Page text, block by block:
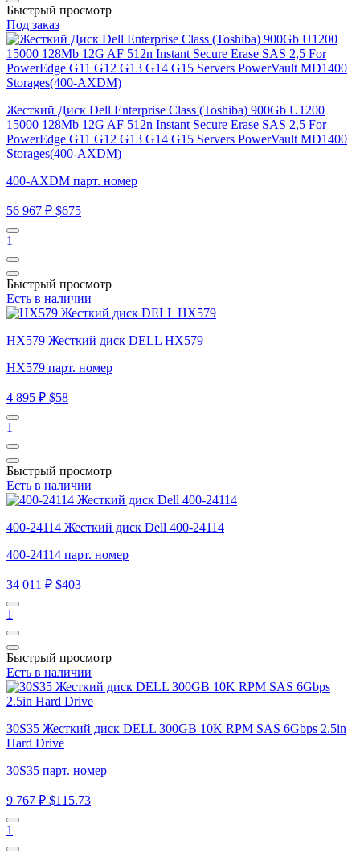
Быстрый просмотр
Под заказ
Жесткий Диск Dell Enterprise Class (Toshiba) 900Gb U1200
15000 128Mb 12G AF 512n Instant Secure Erase SAS 2,5 For
PowerEdge G11 G12 G13 G14 G15 Servers PowerVault MD1400
Storages(400-AXDM)
400-AXDM парт. номер
56 967 ₽ $675
1
Быстрый просмотр
Есть в наличии
HX579 Жесткий диск DELL HX579
HX579 парт. номер
4 895 ₽ $58
1
Быстрый просмотр
Есть в наличии
400-24114 Жесткий диск Dell 400-24114
400-24114 парт. номер
34 011 ₽ $403
1
Быстрый просмотр
Есть в наличии
30S35 Жесткий диск DELL 300GB 10K RPM SAS 6Gbps 2.5in
Hard Drive
30S35 парт. номер
9 767 ₽ $115.73
1